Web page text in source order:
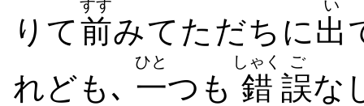
りて前
すす
みてただちに出
い
れども､ 一
ひと
つも 錯
しゃく
誤
ご
な